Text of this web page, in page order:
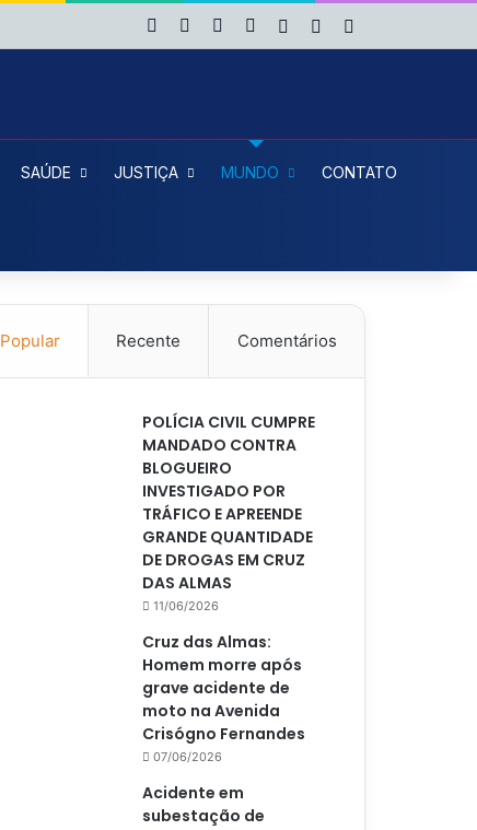
Facebook YouTubeInstagram
Entrar Artigo aleatório
SAÚDE JUSTIÇA MUNDO CONTATO
Popular Recente Comentários
POLÍCIA CIVIL CUMPRE
MANDADO CONTRA
BLOGUEIRO
INVESTIGADO POR
TRÁFICO E APREENDE
GRANDE QUANTIDADE
DE DROGAS EM CRUZ
DAS ALMAS
11/06/2026
Cruz das Almas:
Homem morre após
grave acidente de
moto na Avenida
Crisógno Fernandes
07/06/2026
Acidente em
subestação de